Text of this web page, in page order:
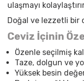
ulaşmayı
Doğal ve lezzetli bir
Ceviz İçinin
Özenle seçilmiş
Taze, dolgun ve
Yüksek besin